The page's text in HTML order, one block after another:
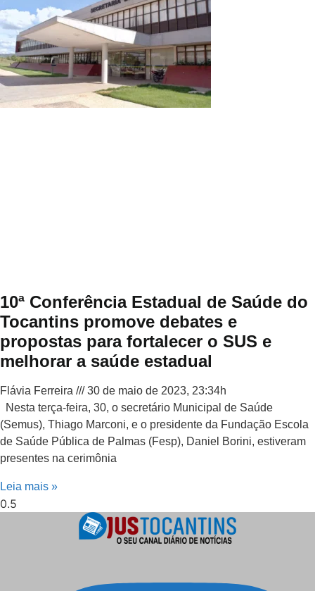
10ª Conferência Estadual de Saúde do
Tocantins promove debates e
propostas para fortalecer o SUS e
melhorar a saúde estadual
Flávia Ferreira
30 de maio de 2023, 23:34h
Nesta terça-feira, 30, o secretário Municipal de Saúde
(Semus), Thiago Marconi, e o presidente da Fundação Escola
de Saúde Pública de Palmas (Fesp), Daniel Borini, estiveram
presentes na cerimônia
Leia mais »